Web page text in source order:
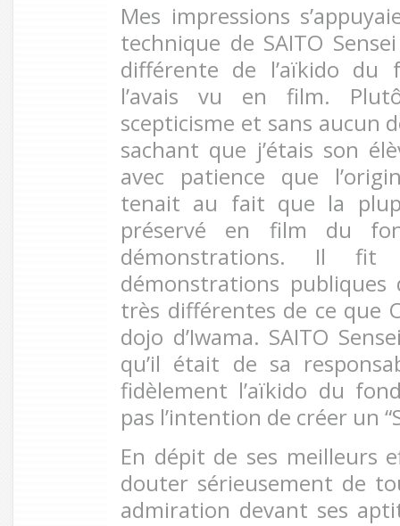
Mes impressions
technique de SAITO
différente de l’aïkido
l’avais vu en film.
scepticisme et sans aucun
sachant que j’étais son
avec patience que
tenait au fait que la
préservé en film du
démonstrations. Il
démonstrations
très différentes de ce que
dojo d’Iwama. SAITO
qu’il était de sa
fidèlement l’aïkido du
pas l’intention de créer un
En dépit de ses meilleurs
douter sérieusement de
admiration devant ses